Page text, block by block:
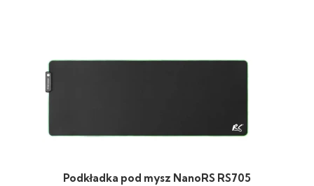
Podkładka pod mysz NanoRS RS705